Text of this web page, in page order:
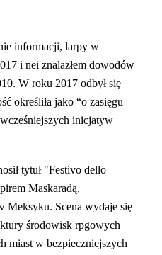
informacji, larpy w
i nei znalazłem dowodów
W roku 2017 odbył się
określiła jako “o zasięgu
inicjatyw
tytuł "Festivo dello
Maskaradą,
Meksyku. Scena wydaje się
środowisk rpgowych
miast w bezpieczniejszych